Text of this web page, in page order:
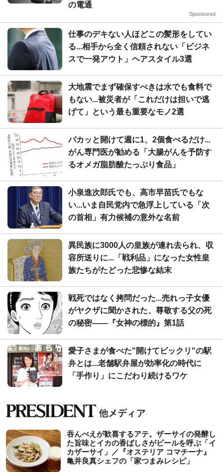
の電通
Sponsored
仕事のデキない人ほどこの髪形をしてい
る...相手から全く信頼されない「ビジネ
スで一発アウト」ヘアスタイル3選
大地震でまず確保すべきは水でも食料で
もない...被災者が「これだけは担いで逃
げて」という最も重要なモノ2選
パカッと開けて週に1、2個食べるだけ...
がん専門医が勧める「大腸がんを予防す
るオメガ脂肪酸たっぷり食品」
小泉進次郎氏でも、高市早苗氏でもな
い...いま自民党内で急浮上している「次
の首相」有力候補の意外な名前
異民族に3000人の皇族が連れ去られ、収
容所送りに...「戦利品」になった女性皇
族たちがたどった悲惨な結末
戦死ではなく拷問だった...売れっ子女優
がヤクザに聞かされた、尊敬する父の死
の秘密――『女神の標的』第1話
愛子さまが食べた"開けてビックリ"の駅
弁とは...老舗駅弁屋が効率化の時代に
「手作り」にこだわり続けるワケ
吞んべえが歓喜するアテ。ザーサイの発酵し
た旨味とイカの香ばしさがビールを呼ぶ「イ
カザーサイ」／『オステリア コマチーナ』
⻲井良真シェフの「家つまみレシピ」